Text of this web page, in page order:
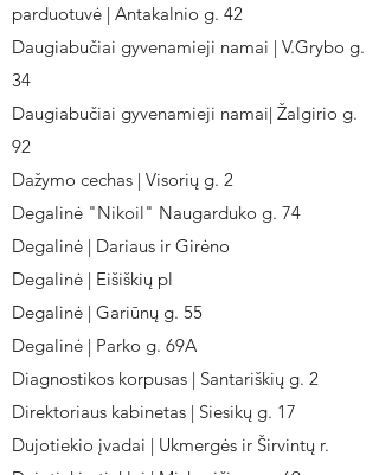
parduotuvė | Antakalnio g. 42
Daugiabučiai gyvenamieji namai | V.Grybo g.
34
Daugiabučiai gyvenamieji namai| Žalgirio g.
92
Dažymo cechas | Visorių g. 2
Degalinė "Nikoil" Naugarduko g. 74
Degalinė | Dariaus ir Girėno
Degalinė | Eišiškių pl
Degalinė | Gariūnų g. 55
Degalinė | Parko g. 69A
Diagnostikos korpusas | Santariškių g. 2
Direktoriaus kabinetas | Siesikų g. 17
Dujotiekio įvadai | Ukmergės ir Širvintų r.